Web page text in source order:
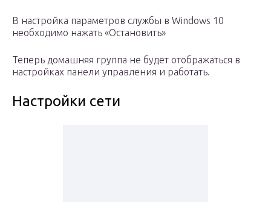
В настройка параметров службы в Windows 10
необходимо нажать «Остановить»
Теперь домашняя группа не будет отображаться в
настройках панели управления и работать.
Настройки сети